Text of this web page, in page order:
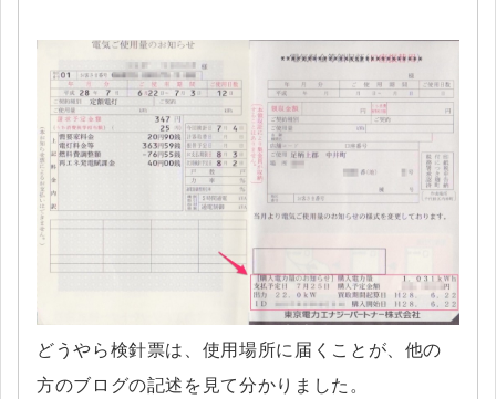
どうやら検針票は、使用場所に届くことが、他の
方のブログの記述を見て分かりました。